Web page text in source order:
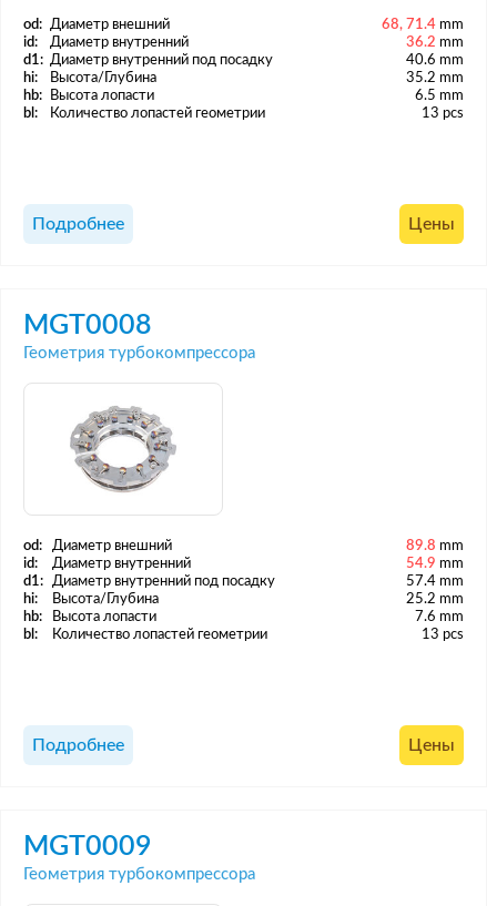
od: Диаметр внешний 68, 71.4 mm
id:
Диаметр внутренний 36.2 mm
d1: Диаметр внутренний под посадку
40.6 mm
hi:
Высота/Глубина
35.2 mm
hb:
Высота лопасти
6.5 mm
bl:
Количество лопастей геометрии 13 pcs
Подробнее Цены
MGT0008
Геометрия турбокомпрессора
od: Диаметр внешний 89.8 mm
id:
Диаметр внутренний 54.9 mm
d1:
Диаметр внутренний под посадку
57.4 mm
hi:
Высота/Глубина
25.2 mm
hb:
Высота лопасти
7.6 mm
bl:
Количество лопастей геометрии 13 pcs
Подробнее Цены
MGT0009
Геометрия турбокомпрессора